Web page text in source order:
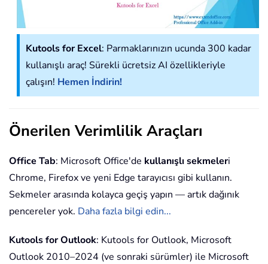
Kutools for Excel: Parmaklarınızın ucunda 300 kadar
kullanışlı araç! Sürekli ücretsiz AI özellikleriyle
çalışın! Hemen İndirin!
Önerilen Verimlilik Araçları
Office Tab: Microsoft Office'de kullanışlı sekmeleri
Chrome, Firefox ve yeni Edge tarayıcısı gibi kullanın.
Sekmeler arasında kolayca geçiş yapın — artık dağınık
pencereler yok. Daha fazla bilgi edin...
Kutools for Outlook: Kutools for Outlook, Microsoft
Outlook 2010–2024 (ve sonraki sürümler) ile Microsoft